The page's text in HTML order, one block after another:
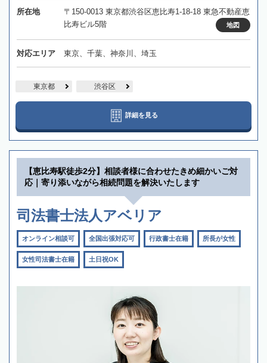
所在地
〒150-0013 東京都渋谷区恵比寿1-18-18 東急不動産恵
比寿ビル5階
地図
対応エリア 東京、千葉、神奈川、埼玉
東京都 渋谷区
詳細を見る
【恵比寿駅徒歩2分】相談者様に合わせたきめ細かいご対
応｜寄り添いながら相続問題を解決いたします
司法書士法人アベリア
オンライン相談可 全国出張対応可 行政書士在籍 所長が女性
女性司法書士在籍 土日祝OK